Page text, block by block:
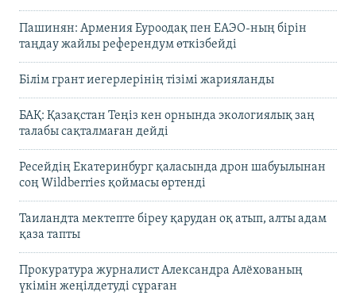
Пашинян: Армения Еуроодақ пен ЕАЭО-ның бірін
таңдау жайлы референдум өткізбейді
Білім грант иегерлерінің тізімі жарияланды
БАҚ: Қазақстан Теңіз кен орнында экологиялық заң
талабы сақталмаған дейді
Ресейдің Екатеринбург қаласында дрон шабуылынан
соң Wildberries қоймасы өртенді
Таиландта мектепте біреу қарудан оқ атып, алты адам
қаза тапты
Прокуратура журналист Александра Алёхованың
үкімін жеңілдетуді сұраған